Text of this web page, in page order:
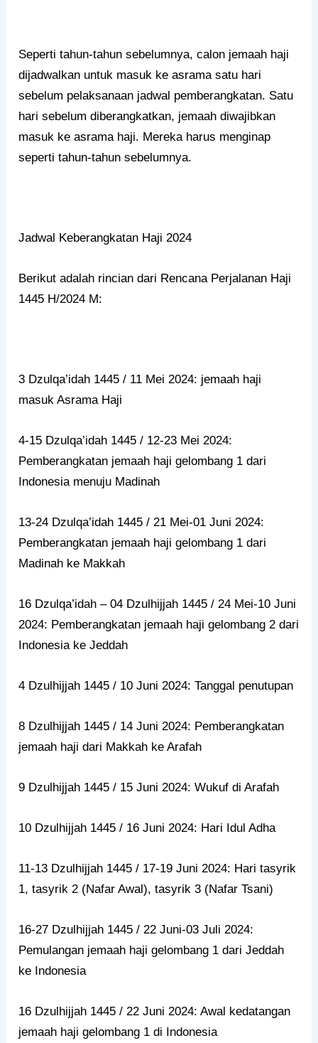
Seperti tahun-tahun sebelumnya, calon jemaah haji
dijadwalkan untuk masuk ke asrama satu hari
sebelum pelaksanaan jadwal pemberangkatan. Satu
hari sebelum diberangkatkan, jemaah diwajibkan
masuk ke asrama haji. Mereka harus menginap
seperti tahun-tahun sebelumnya.
Jadwal Keberangkatan Haji 2024
Berikut adalah rincian dari Rencana Perjalanan Haji
1445 H/2024 M:
3 Dzulqa’idah 1445 / 11 Mei 2024: jemaah haji
masuk Asrama Haji
4-15 Dzulqa’idah 1445 / 12-23 Mei 2024:
Pemberangkatan jemaah haji gelombang 1 dari
Indonesia menuju Madinah
13-24 Dzulqa’idah 1445 / 21 Mei-01 Juni 2024:
Pemberangkatan jemaah haji gelombang 1 dari
Madinah ke Makkah
16 Dzulqa’idah – 04 Dzulhijjah 1445 / 24 Mei-10 Juni
2024: Pemberangkatan jemaah haji gelombang 2 dari
Indonesia ke Jeddah
4 Dzulhijjah 1445 / 10 Juni 2024: Tanggal penutupan
8 Dzulhijjah 1445 / 14 Juni 2024: Pemberangkatan
jemaah haji dari Makkah ke Arafah
9 Dzulhijjah 1445 / 15 Juni 2024: Wukuf di Arafah
10 Dzulhijjah 1445 / 16 Juni 2024: Hari Idul Adha
11-13 Dzulhijjah 1445 / 17-19 Juni 2024: Hari tasyrik
1, tasyrik 2 (Nafar Awal), tasyrik 3 (Nafar Tsani)
16-27 Dzulhijjah 1445 / 22 Juni-03 Juli 2024:
Pemulangan jemaah haji gelombang 1 dari Jeddah
ke Indonesia
16 Dzulhijjah 1445 / 22 Juni 2024: Awal kedatangan
jemaah haji gelombang 1 di Indonesia